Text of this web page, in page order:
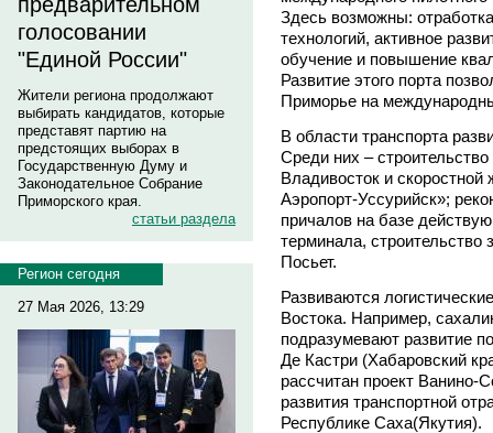
голосовании
"Единой России"
Жители региона продолжают
выбирать кандидатов, которые
представят партию на
предстоящих выборах в
Государственную Думу и
Законодательное Собрание
Приморского края.
статьи раздела
Регион сегодня
27 Мая 2026, 13:29
Здесь возможны:
технологий, активное
обучение и повышение
Развитие этого порта
Приморье на
В области транспорта
Среди них –
Владивосток и скоростной
Аэропорт-Уссурийск»;
причалов на базе
терминала, строительство
Посьет.
Развиваются
Востока. Например,
подразумевают развитие
Де Кастри (Хабаровский
рассчитан проект Ванино-
развития транспортной
Республике Саха(Якутия).